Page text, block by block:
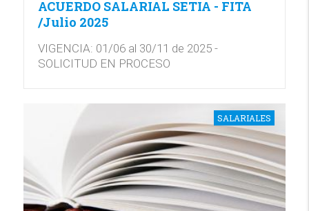
ACUERDO SALARIAL SETIA - FITA
/Julio 2025
VIGENCIA: 01/06 al 30/11 de 2025 -
SOLICITUD EN PROCESO
SALARIALES